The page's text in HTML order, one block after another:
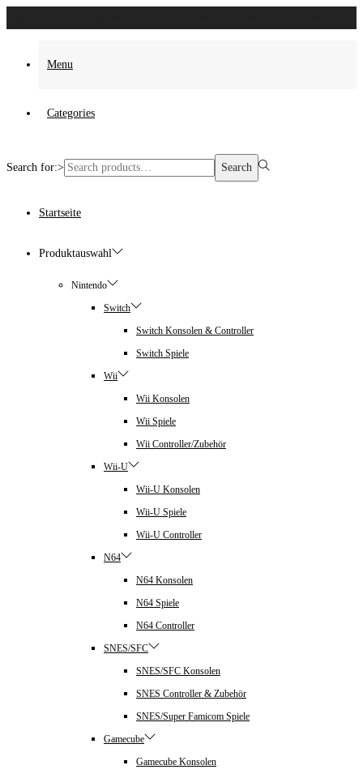
Menu
Categories
Search for:> Search
Startseite
Produktauswahl
Nintendo
Switch
Switch Konsolen & Controller
Switch Spiele
Wii
Wii Konsolen
Wii Spiele
Wii Controller/Zubehör
Wii-U
Wii-U Konsolen
Wii-U Spiele
Wii-U Controller
N64
N64 Konsolen
N64 Spiele
N64 Controller
SNES/SFC
SNES/SFC Konsolen
SNES Controller & Zubehör
SNES/Super Famicom Spiele
Gamecube
Gamecube Konsolen